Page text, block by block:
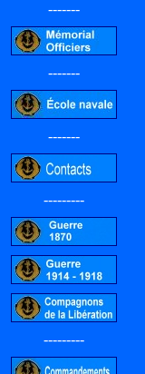
-------
-------
-------
---------
---------